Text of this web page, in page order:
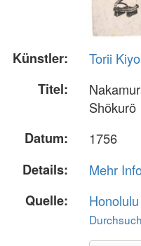
Künstler:
Torii
Titel:
Shökurö
Datum:
1756
Details:
Mehr
Quelle: